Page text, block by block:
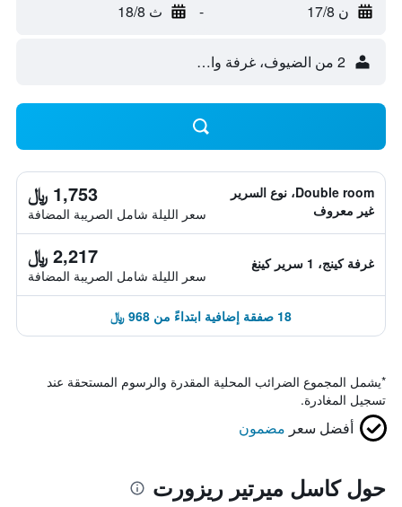
ن 17/8 - ث 18/8
2 من الضيوف، غرفة واحدة
Double room، نوع السرير
غير معروف
1,753 ﷼
سعر الليلة شامل الصريبة المضافة
غرفة كينج، 1 سرير كينغ 2,217 ﷼
سعر الليلة شامل الصريبة المضافة
18 صفقة إضافية ابتداءً من 968 ﷼
*يشمل المجموع الضرائب المحلية المقدرة والرسوم المستحقة عند
تسجيل المغادرة.
أفضل سعر مضمون
حول كاسل ميرتير ريزورت